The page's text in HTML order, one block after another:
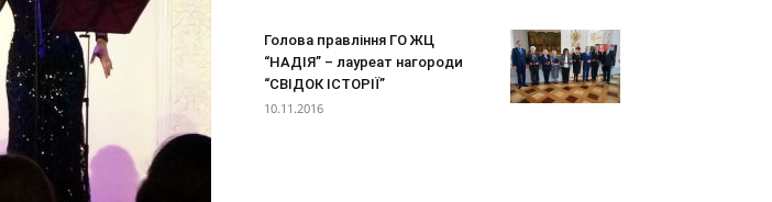
"НАДІЯ"
Голова правління ГО ЖЦ
“НАДІЯ” – лауреат нагороди
“СВІДОК ІСТОРІЇ”
10.11.2016